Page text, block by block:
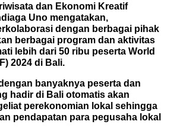
dan Ekonomi Kreatif
Uno mengatakan,
dengan berbagai pihak
berbagai program dan aktivitas
lebih dari 50 ribu peserta World
2024 di Bali.
banyaknya peserta dan
hadir di Bali otomatis akan
perekonomian lokal sehingga
pendapatan para pegusaha lokal